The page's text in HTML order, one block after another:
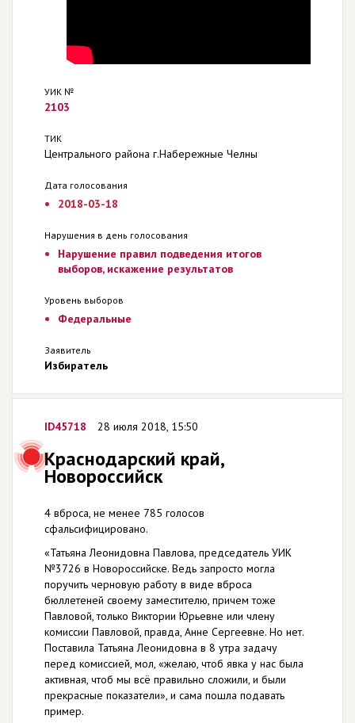
УИК №
2103
ТИК
Центрального района г.Набережные Челны
Дата голосования
2018-03-18
Нарушения в день голосования
Нарушение правил подведения итогов
выборов, искажение результатов
Уровень выборов
Федеральные
Заявитель
Избиратель
ID45718 28 июля 2018, 15:50
Краснодарский край,
Новороссийск
4 вброса, не менее 785 голосов
сфальсифицировано.
«Татьяна Леонидовна Павлова, председатель УИК
№3726 в Новороссийске. Ведь запросто могла
поручить черновую работу в виде вброса
бюллетеней своему заместителю, причем тоже
Павловой, только Виктории Юрьевне или члену
комиссии Павловой, правда, Анне Сергеевне. Но нет.
Поставила Татьяна Леонидовна в 8 утра задачу
перед комиссией, мол, «желаю, чтоб явка у нас была
активная, чтоб мы всё правильно сложили, и были
прекрасные показатели», и сама пошла подавать
пример.